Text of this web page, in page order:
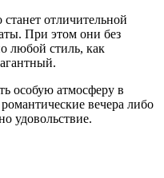
отличительной
При этом они без
любой стиль, как
особую атмосферу в
вечера либо
удовольствие.